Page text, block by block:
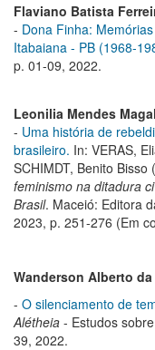
Flaviano Batista
- Dona Finha:
Itabaiana - PB (1968-
p. 01-09, 2022.
Leonilia Mendes
- Uma história de
brasileiro. In: VERAS,
SCHIMDT, Benito Bisso
feminismo na ditadura
Brasil. Maceió: Editora
2023, p. 251-276 (Em
Wanderson Alberto da
- O silenciamento de
Alétheia - Estudos
39, 2022.